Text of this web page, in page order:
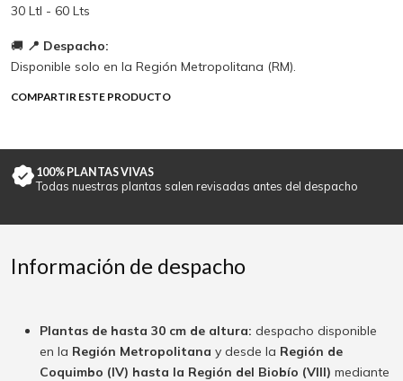
30 Ltl - 60 Lts
🚚 📍 Despacho:
Disponible solo en la Región Metropolitana (RM).
COMPARTIR ESTE PRODUCTO
100% PLANTAS VIVAS
Todas nuestras plantas salen revisadas antes del despacho
Información de despacho
Plantas de hasta 30 cm de altura: despacho disponible
en la Región Metropolitana y desde la Región de
Coquimbo (IV) hasta la Región del Biobío (VIII) mediante